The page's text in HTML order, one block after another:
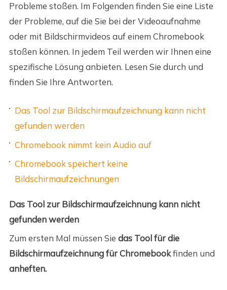
Probleme stoßen. Im Folgenden finden Sie eine Liste
der Probleme, auf die Sie bei der Videoaufnahme
oder mit Bildschirmvideos auf einem Chromebook
stoßen können. In jedem Teil werden wir Ihnen eine
spezifische Lösung anbieten. Lesen Sie durch und
finden Sie Ihre Antworten.
Das Tool zur Bildschirmaufzeichnung kann nicht
gefunden werden
Chromebook nimmt kein Audio auf
Chromebook speichert keine
Bildschirmaufzeichnungen
Das Tool zur Bildschirmaufzeichnung kann nicht
gefunden werden
Zum ersten Mal müssen Sie das Tool für die
Bildschirmaufzeichnung für Chromebookfinden und
anheften.